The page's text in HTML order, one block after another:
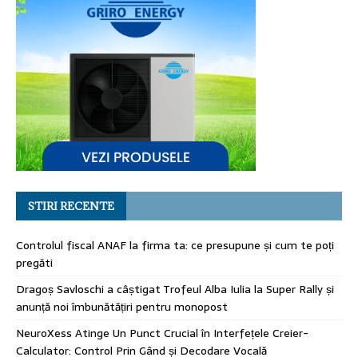
STIRI RECENTE
Controlul fiscal ANAF la firma ta: ce presupune și cum te poți
pregăti
Dragoș Savloschi a câștigat Trofeul Alba Iulia la Super Rally și
anunță noi îmbunătățiri pentru monopost
NeuroXess Atinge Un Punct Crucial în Interfețele Creier-
Calculator: Control Prin Gând și Decodare Vocală